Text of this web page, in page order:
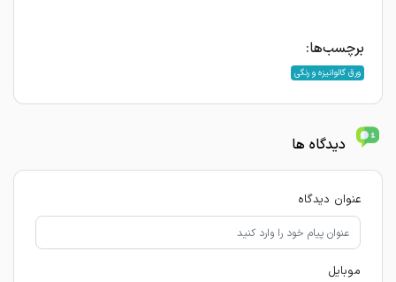
برچسب‌ها:
ورق گالوانیزه و رنگی
دیدگاه ها
عنوان دیدگاه
موبایل